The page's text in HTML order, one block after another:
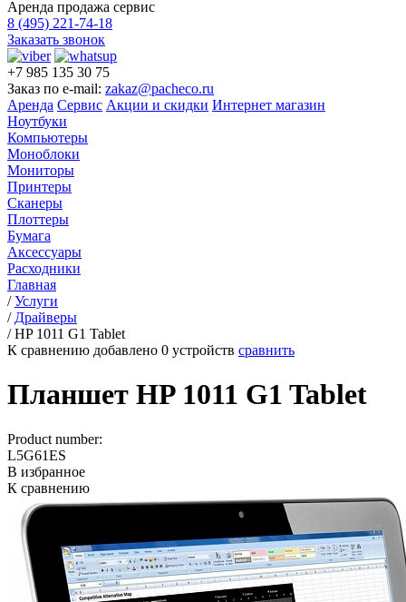
Аренда продажа сервис
8 (495) 221-74-18
Заказать звонок
+7 985 135 30 75
Заказ по e-mail: zakaz@pacheco.ru
Аренда Сервис Акции и скидки Интернет магазин
Ноутбуки
Компьютеры
Моноблоки
Мониторы
Принтеры
Сканеры
Плоттеры
Бумага
Аксессуары
Расходники
Главная
/Услуги
/ Драйверы
/HP 1011 G1 Tablet
К сравнению добавлено 0 устройств сравнить
Планшет HP 1011 G1 Tablet
Product number:
L5G61ES
В избранное
К сравнению